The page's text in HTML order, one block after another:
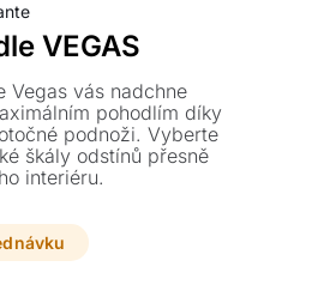
VEGAS
Vegas vás nadchne
pohodlím díky
podnoži. Vyberte
škály odstínů přesně
interiéru.